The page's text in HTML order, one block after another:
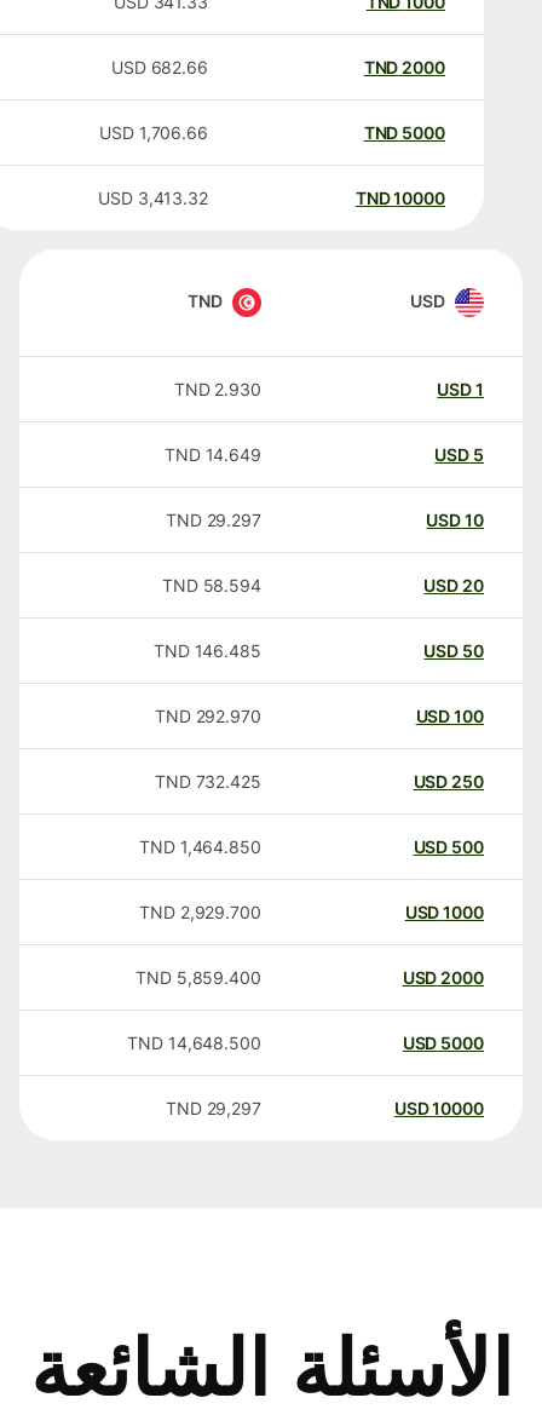
2000
TND
682.66
USD
5000
TND
1,706.66
USD
10000
TND
3,413.32
USD
USD
TND
USD
2.930
TND
USD
14.649
TND
USD
29.297
TND
20
USD
58.594
TND
50
USD
146.485
TND
100
USD
292.970
TND
250
USD
732.425
TND
500
USD
1,464.850
TND
1000
USD
2,929.700
TND
2000
USD
5,859.400
TND
5000
USD
14,648.500
TND
10000
USD
29,297
TND
الأسئلة الشائعة